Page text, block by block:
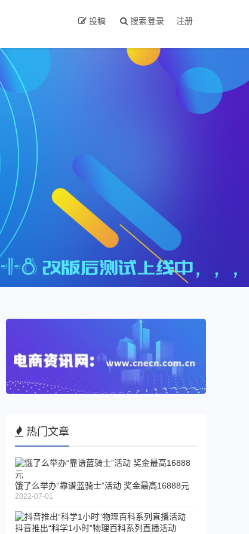
投稿 搜索登录 注册
热门文章
饿了么举办“靠谱蓝骑士”活动 奖金最高16888元
2022-07-01
抖音推出“科学1小时”物理百科系列直播活动